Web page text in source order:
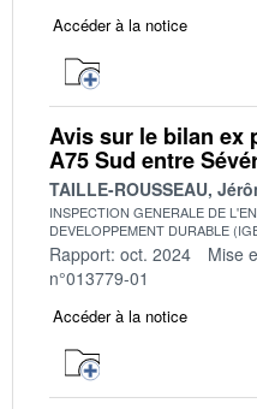
Accéder à la notice
Avis sur le bilan ex
A75 Sud entre
TAILLE-ROUSSEAU,
INSPECTION GENERALE DE
DEVELOPPEMENT DURABLE
Rapport: oct. 2024 Mise
n°013779-01
Accéder à la notice